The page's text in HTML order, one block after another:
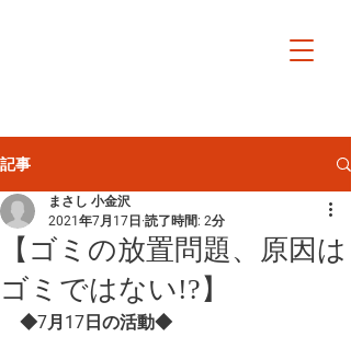
記事
【ゴミの放置問題、原因は
ゴミではない!?】
まさし 小金沢
2021年7月17日 読了時間: 2分
◆7月17日の活動◆